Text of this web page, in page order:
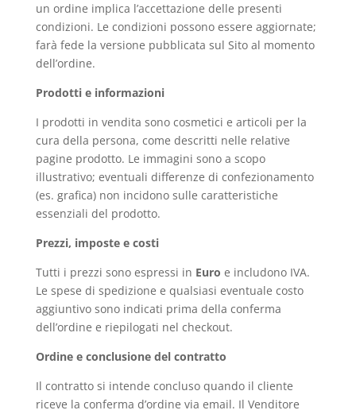
un ordine implica l’accettazione delle presenti
condizioni. Le condizioni possono essere aggiornate;
farà fede la versione pubblicata sul Sito al momento
dell’ordine.
Prodotti e informazioni
I prodotti in vendita sono cosmetici e articoli per la
cura della persona, come descritti nelle relative
pagine prodotto. Le immagini sono a scopo
illustrativo; eventuali differenze di confezionamento
(es. grafica) non incidono sulle caratteristiche
essenziali del prodotto.
Prezzi, imposte e costi
Tutti i prezzi sono espressi in Euro e includono IVA.
Le spese di spedizione e qualsiasi eventuale costo
aggiuntivo sono indicati prima della conferma
dell’ordine e riepilogati nel checkout.
Ordine e conclusione del contratto
Il contratto si intende concluso quando il cliente
riceve la conferma d’ordine via email. Il Venditore